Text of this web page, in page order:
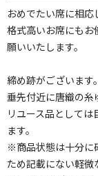
おめでたい席に相応
格式高いお席にもお
願いいたします。
締め跡がございます。
垂先付近に唐織の糸
リユース品として
ます。
※商品状態は十分に
ため記載にない軽微